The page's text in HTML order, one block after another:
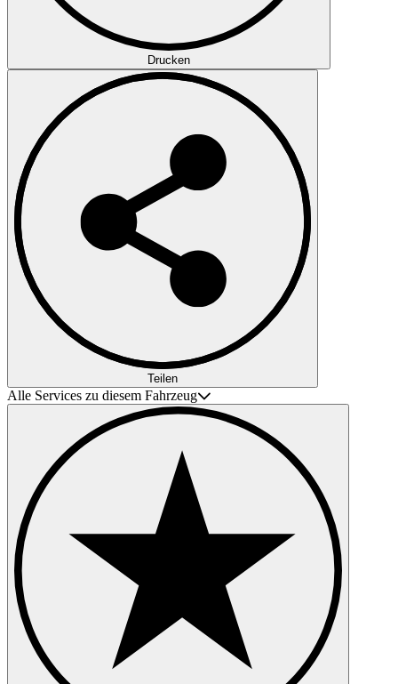
Drucken
Teilen
Alle Services zu diesem Fahrzeug